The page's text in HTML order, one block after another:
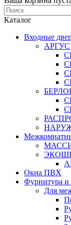
Каталог
Входные
АРГУС
Окна ПВХ
Фурнитура и
Для